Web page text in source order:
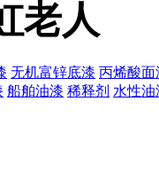
老人
无机富锌底漆 丙烯酸面
船舶油漆 稀释剂 水性油